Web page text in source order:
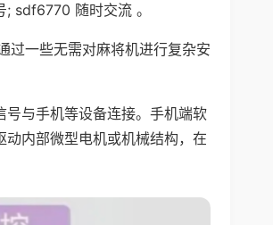
sdf6770 随时交流 。
过一些无需对麻将机进行复杂安
与手机等设备连接。手机端软
内部微型电机或机械结构，在